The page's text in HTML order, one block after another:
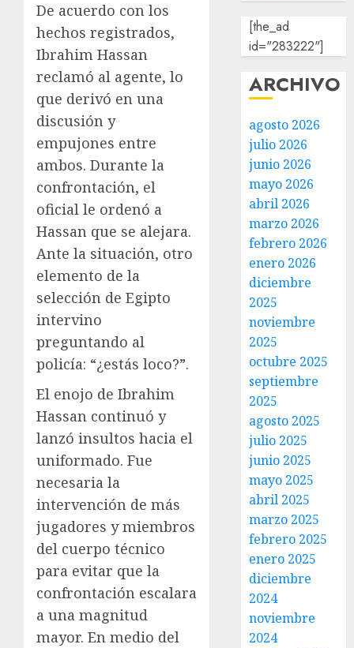
De acuerdo con los
hechos registrados,
Ibrahim Hassan
reclamó al agente, lo
que derivó en una
discusión y
empujones entre
ambos. Durante la
confrontación, el
oficial le ordenó a
Hassan que se alejara.
Ante la situación, otro
elemento de la
selección de Egipto
intervino
preguntando al
policía: “¿estás loco?”.
El enojo de Ibrahim
Hassan continuó y
lanzó insultos hacia el
uniformado. Fue
necesaria la
intervención de más
jugadores y miembros
del cuerpo técnico
para evitar que la
confrontación escalara
a una magnitud
mayor. En medio del
[the_ad
id="283222"]
ARCHIVO
agosto 2026
julio 2026
junio 2026
mayo 2026
abril 2026
marzo 2026
febrero 2026
enero 2026
diciembre
2025
noviembre
2025
octubre 2025
septiembre
2025
agosto 2025
julio 2025
junio 2025
mayo 2025
abril 2025
marzo 2025
febrero 2025
enero 2025
diciembre
2024
noviembre
2024